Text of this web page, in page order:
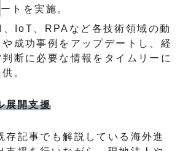
ートを実施。
、IoT、RPAなど各技術領域の動
や成功事例をアップデートし、経
判断に必要な情報をタイムリーに
。
展開支援
存記事でも解説している海外進